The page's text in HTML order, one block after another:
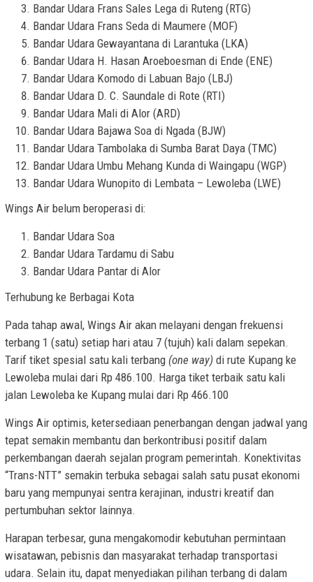
Bandar Udara Frans Sales Lega di Ruteng (RTG)
Bandar Udara Frans Seda di Maumere (MOF)
Bandar Udara Gewayantana di Larantuka (LKA)
Bandar Udara H. Hasan Aroeboesman di Ende (ENE)
Bandar Udara Komodo di Labuan Bajo (LBJ)
Bandar Udara D. C. Saundale di Rote (RTI)
Bandar Udara Mali di Alor (ARD)
Bandar Udara Bajawa Soa di Ngada (BJW)
Bandar Udara Tambolaka di Sumba Barat Daya (TMC)
Bandar Udara Umbu Mehang Kunda di Waingapu (WGP)
Bandar Udara Wunopito di Lembata – Lewoleba (LWE)
Wings Air belum beroperasi di:
Bandar Udara Soa
Bandar Udara Tardamu di Sabu
Bandar Udara Pantar di Alor
Terhubung ke Berbagai Kota
Pada tahap awal, Wings Air akan melayani dengan frekuensi
terbang 1 (satu) setiap hari atau 7 (tujuh) kali dalam sepekan.
Tarif tiket spesial satu kali terbang (one way) di rute Kupang ke
Lewoleba mulai dari Rp 486.100. Harga tiket terbaik satu kali
jalan Lewoleba ke Kupang mulai dari Rp 466.100
Wings Air optimis, ketersediaan penerbangan dengan jadwal yang
tepat semakin membantu dan berkontribusi positif dalam
perkembangan daerah sejalan program pemerintah. Konektivitas
“Trans-NTT” semakin terbuka sebagai salah satu pusat ekonomi
baru yang mempunyai sentra kerajinan, industri kreatif dan
pertumbuhan sektor lainnya.
Harapan terbesar, guna mengakomodir kebutuhan permintaan
wisatawan, pebisnis dan masyarakat terhadap transportasi
udara. Selain itu, dapat menyediakan pilihan terbang di dalam